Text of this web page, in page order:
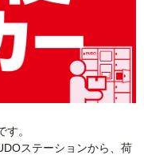
。
ステーションから、荷